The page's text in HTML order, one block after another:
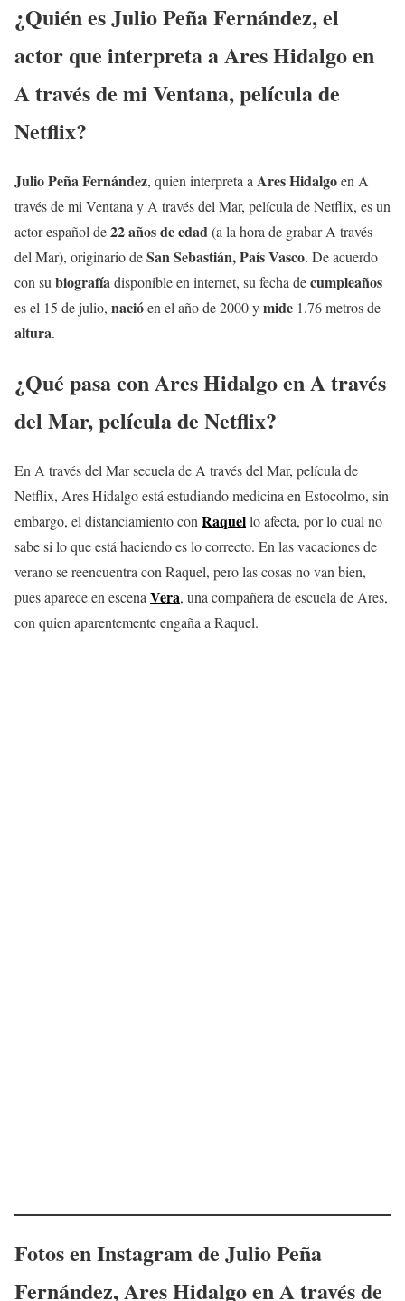
¿Quién esJulio Peña Fernández, el
actor que interpreta a Ares Hidalgo en
A través de mi Ventana, película de
Netflix?
Julio Peña Fernández, quien interpreta a Ares Hidalgoen A
través de mi Ventana y A través del Mar, película de Netflix, es un
actorespañol de22 años de edad(a la hora de grabar A través
del Mar), originario deSan Sebastián, País Vasco. De acuerdo
con su biografíadisponible en internet, su fecha decumpleaños
es el 15 de julio, nacióen el año de 2000 ymide 1.76 metros de
altura.
¿Qué pasa con Ares Hidalgo en A través
del Mar, película de Netflix?
En A través del Mar secuela de A través del Mar, película de
Netflix, Ares Hidalgo está estudiando medicina en Estocolmo, sin
embargo, el distanciamiento con Raquello afecta, por lo cual no
sabe si lo que está haciendo es lo correcto. En las vacaciones de
verano se reencuentra con Raquel, pero las cosas no van bien,
pues aparece en escena Vera, una compañera de escuela de Ares,
con quien aparentemente engaña a Raquel.
Fotos en Instagram de Julio Peña
Fernández,Ares HidalgoenA través de